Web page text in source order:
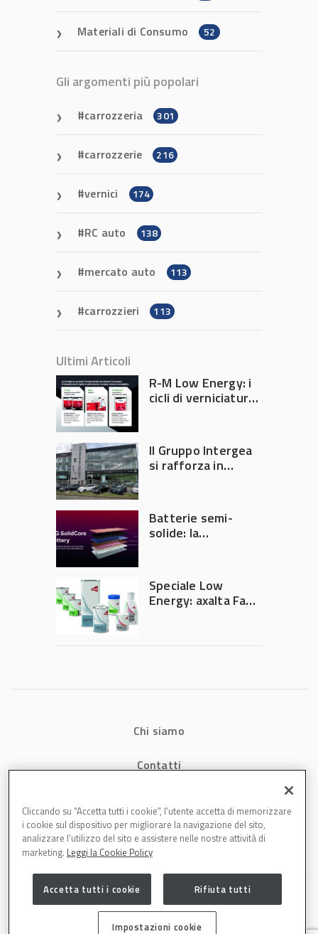
Materiali di Consumo 52
Gli argomenti più popolari
carrozzeria 301
carrozzerie 216
vernici 174
RC auto 138
mercato auto 113
carrozzieri 113
Ultimi Articoli
R-M Low Energy: i
cicli di verniciatura
tempi e costi in
carrozzeria
Il Gruppo Intergea
si rafforza in
Batterie semi-
solide: la
accelerare la
rivoluzione
dell’auto elettrica
Speciale Low
Energy: axalta Fast
riduce consumi
produttività in
Chi siamo
Contatti
Cookies
Cliccando su “Accetta tutti i cookie”, l'utente accetta di memorizzare
i cookie sul dispositivo per migliorare la navigazione del sito,
analizzare l'utilizzo del sito e assistere nelle nostre attività di
marketing. Leggi la Cookie Policy
Accetta tutti i cookie Rifiuta tutti
Impostazioni cookie